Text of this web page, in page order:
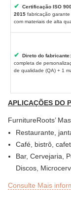
✔
Certificação ISO
2015 fabricação
com materiais de alta
✔ Direto do fabricante:
completa de
de qualidade (QA) + 1
APLICAÇÕES DO
FurnitureRoots’
Restaurante,
Café, bistrô,
Bar, Cervejaria,
Discos,
Bar ao ar livre,
Consulte Mais